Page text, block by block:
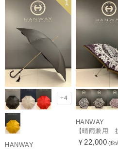
1
+4
HANWAY
HANWAY
￥22,000 (税